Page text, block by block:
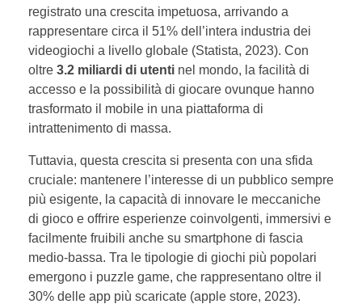
registrato una crescita impetuosa, arrivando a
rappresentare circa il 51% dell’intera industria dei
videogiochi a livello globale (Statista, 2023). Con
oltre 3.2 miliardi di utenti nel mondo, la facilità di
accesso e la possibilità di giocare ovunque hanno
trasformato il mobile in una piattaforma di
intrattenimento di massa.
Tuttavia, questa crescita si presenta con una sfida
cruciale: mantenere l’interesse di un pubblico sempre
più esigente, la capacità di innovare le meccaniche
di gioco e offrire esperienze coinvolgenti, immersivi e
facilmente fruibili anche su smartphone di fascia
medio-bassa. Tra le tipologie di giochi più popolari
emergono i puzzle game, che rappresentano oltre il
30% delle app più scaricate (apple store, 2023).